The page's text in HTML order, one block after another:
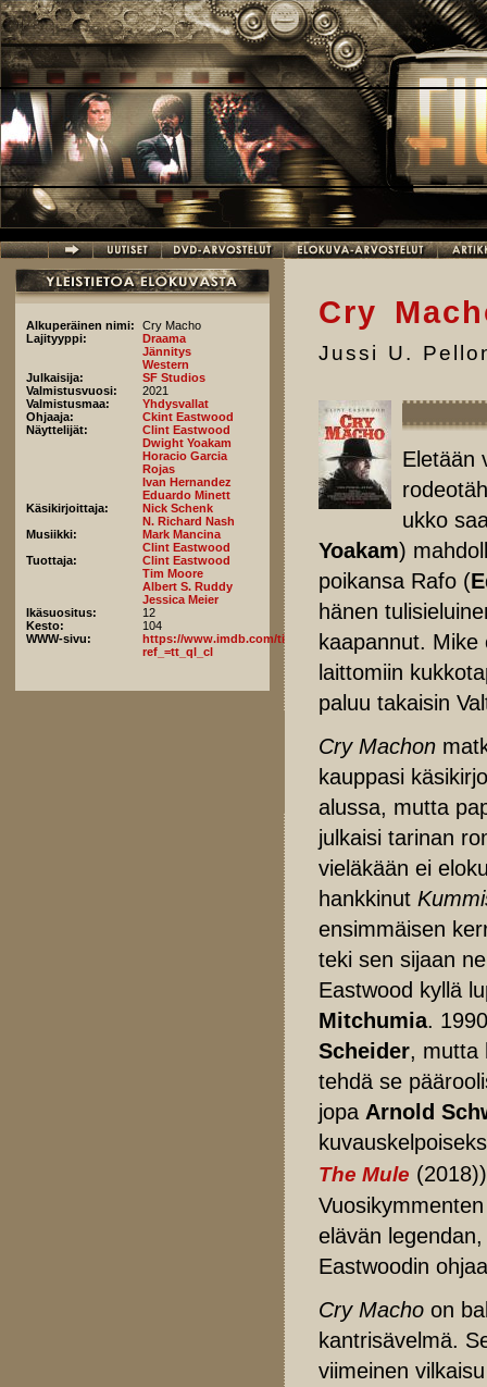
Hyppää pääsisältöön
Alkuperäinen nimi:
Cry Macho
Lajityyppi:
Draama
Jännitys
Western
Julkaisija:
SF Studios
Valmistusvuosi:
2021
Valmistusmaa:
Yhdysvallat
Ohjaaja:
Ckint Eastwood
Näyttelijät:
Clint Eastwood
Dwight Yoakam
Horacio Garcia
Rojas
Ivan Hernandez
Eduardo Minett
Käsikirjoittaja:
Nick Schenk
N. Richard Nash
Musiikki:
Mark Mancina
Clint Eastwood
Tuottaja:
Clint Eastwood
Tim Moore
Albert S. Ruddy
Jessica Meier
Ikäsuositus:
12
Kesto:
104
WWW-sivu:
https://www.imdb.com/title/tt1924245/fullcredits/?
ref_=tt_ql_cl
Cry
Jussi U.
Eletään
ukko
Yoakam)
poikansa Rafo (
hänen
kaapannut.
laittomiin
paluu takaisin
Cry Machon
kauppasi
alussa, mutta
julkaisi tarinan
vieläkään ei
hankkinut
ensimmäisen
teki sen sijaan
Eastwood kyllä
Mitchumia.
Scheider, mutta
tehdä se
jopa Arnold
The Mule
elävän
Eastwoodin
Cry Macho on
kantrisävelmä.
viimeinen